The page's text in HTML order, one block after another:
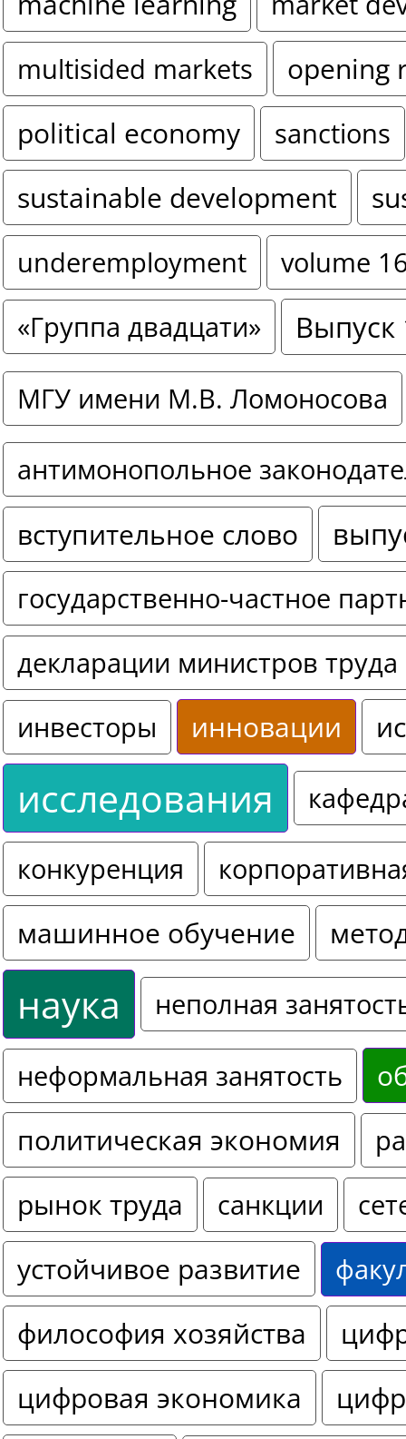
multisided markets
opening
political economy
sanctions
sustainable development
underemployment
volume
«Группа двадцати»
Выпуск
МГУ имени М.В. Ломоносова
антимонопольное
вступительное слово
государственно-частное
декларации министров труда
инвесторы
инновации
исследования
конкуренция
машинное обучение
наука
неполная
неформальная занятость
политическая экономия
рынок труда санкции
устойчивое развитие
философия хозяйства
цифровая экономика